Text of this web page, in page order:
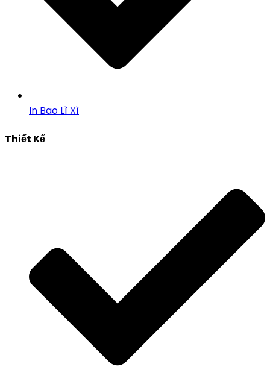
In Bao Lì Xì
Thiết Kế